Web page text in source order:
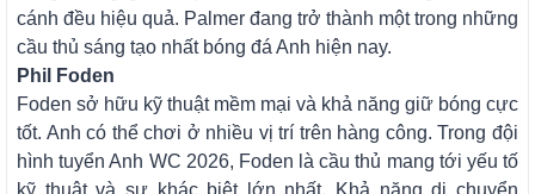
cánh đều hiệu quả. Palmer đang trở thành một trong những
cầu thủ sáng tạo nhất bóng đá Anh hiện nay.
Phil Foden
Foden sở hữu kỹ thuật mềm mại và khả năng giữ bóng cực
tốt. Anh có thể chơi ở nhiều vị trí trên hàng công. Trong đội
hình tuyển Anh WC 2026, Foden là cầu thủ mang tới yếu tố